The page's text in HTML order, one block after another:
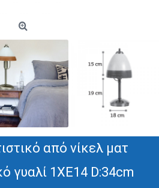
από νίκελ ματ
γυαλί 1XE14 D:34cm